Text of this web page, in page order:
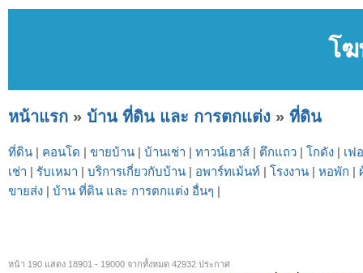
โ
หน้าแรก » บ้าน ที่ดิน และ การตกแต่ง » ที่ดิน
ที่ดิน | คอนโด | ขายบ้าน | บ้านเช่า | ทาวน์เฮาส์ | ตึกแถว | โกดัง | เฟ
เช่า | รับเหมา | บริการเกี่ยวกับบ้าน | อพาร์ทเม้นท์ | โรงงาน | หอพัก |
ขายส่ง | บ้าน ที่ดิน และ การตกแต่ง อื่นๆ |
หน้า 190 แสดง 18901 - 19000 จากทั้งหมด 42932 ประกาศ